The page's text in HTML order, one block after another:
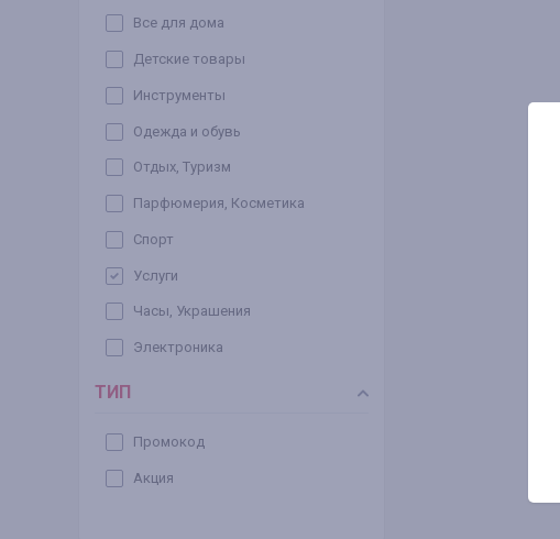
Все для дома
Детские товары
Инструменты
Одежда и обувь
Отдых, Туризм
Парфюмерия, Косметика
Спорт
Услуги
Часы, Украшения
Электроника
ТИП
Промокод
Акция